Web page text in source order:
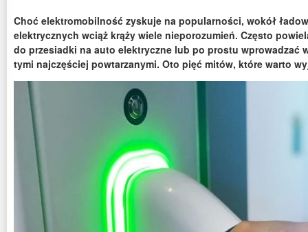
Choć elektromobilność zyskuje na popularności, wokół
elektrycznych wciąż krąży wiele nieporozumień. Często
do przesiadki na auto elektryczne lub po prostu wprowadzać
tymi najczęściej powtarzanymi. Oto pięć mitów, które warto